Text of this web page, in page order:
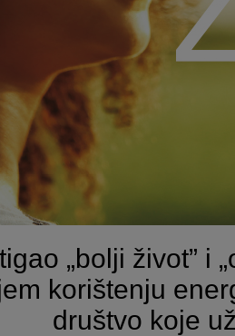
„bolji život” i
korištenju
društvo koje